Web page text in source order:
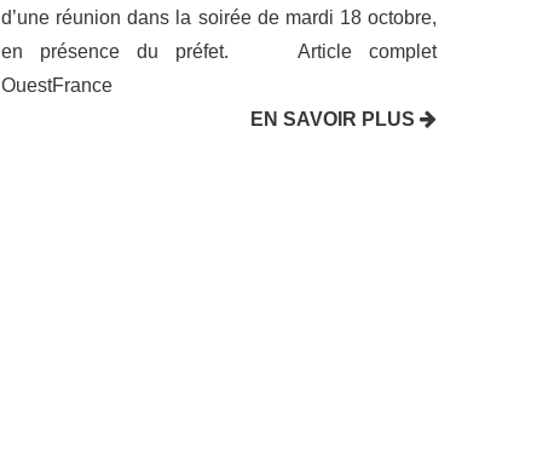
d’une réunion dans la soirée de mardi 18 octobre,
en présence du préfet. Article complet
OuestFrance
EN SAVOIR PLUS